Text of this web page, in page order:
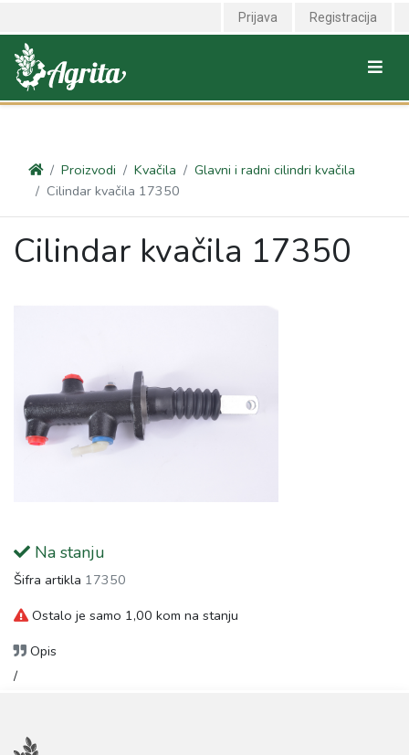
<link rel="canonical" href="https://agrita.rs/proizvodi/kvacila/glavni-i-
radni-cilindri-kvacila/cilindar-kvacila-17350" />
Prijava Registracija
Proizvodi Kvačila
Glavni i radni cilindri kvačila
Cilindar kvačila 17350
Cilindar kvačila 17350
Na stanju
Šifra artikla 17350
Ostalo je samo 1,00 kom na stanju
Opis
/